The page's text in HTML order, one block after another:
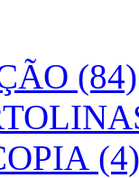
(84)
(4)